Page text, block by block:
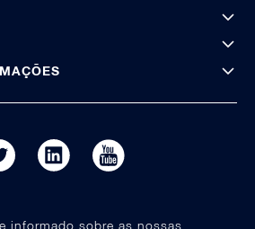
informado sobre as nossas